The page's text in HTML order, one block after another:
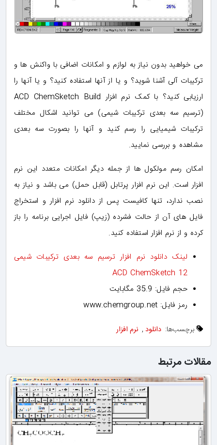
می خواهید بدون نیاز به لوازم و امکانات اضافی با واکنش ها و
ترکیبات آلی آشنا شوید؟ و یا از آنها استفاده کنید؟ و یا آنها را
ارزیابی کنید؟ با کمک نرم افزار ACD ChemSketch Build
(ترسیم سه بعدی ترکیبات شیمی) می توانید اشکال مختلف
ترکیبات شیمیایی را رسم کنید و آنها را بصورت سه بعدی
مشاهده و بررسی نمایید.
امکان رسم مولکول ها از جمله دیگر امکانات متعدد این نرم
افزار است. این نرم افزار پرتابل (قابل حمل) می باشد و نیاز به
نصب ندارد، تنها کافیست پس از دانلود نرم افزار و استخراج
فایل های آن از حالت فشرده (زیپ) فایل اجرایی برنامه را باز
کرده و از نرم افزار استفاده کنید.
لینک دانلود نرم افزار ترسیم سه بعدی ترکیبات شیمی
ACD ChemSketch 12
حجم فایل: 35.9 مگابایت
رمز فایل: www.chemgroup.net
برچسب‌ها: دانلود , نرم افزار
مقالات مرتبط